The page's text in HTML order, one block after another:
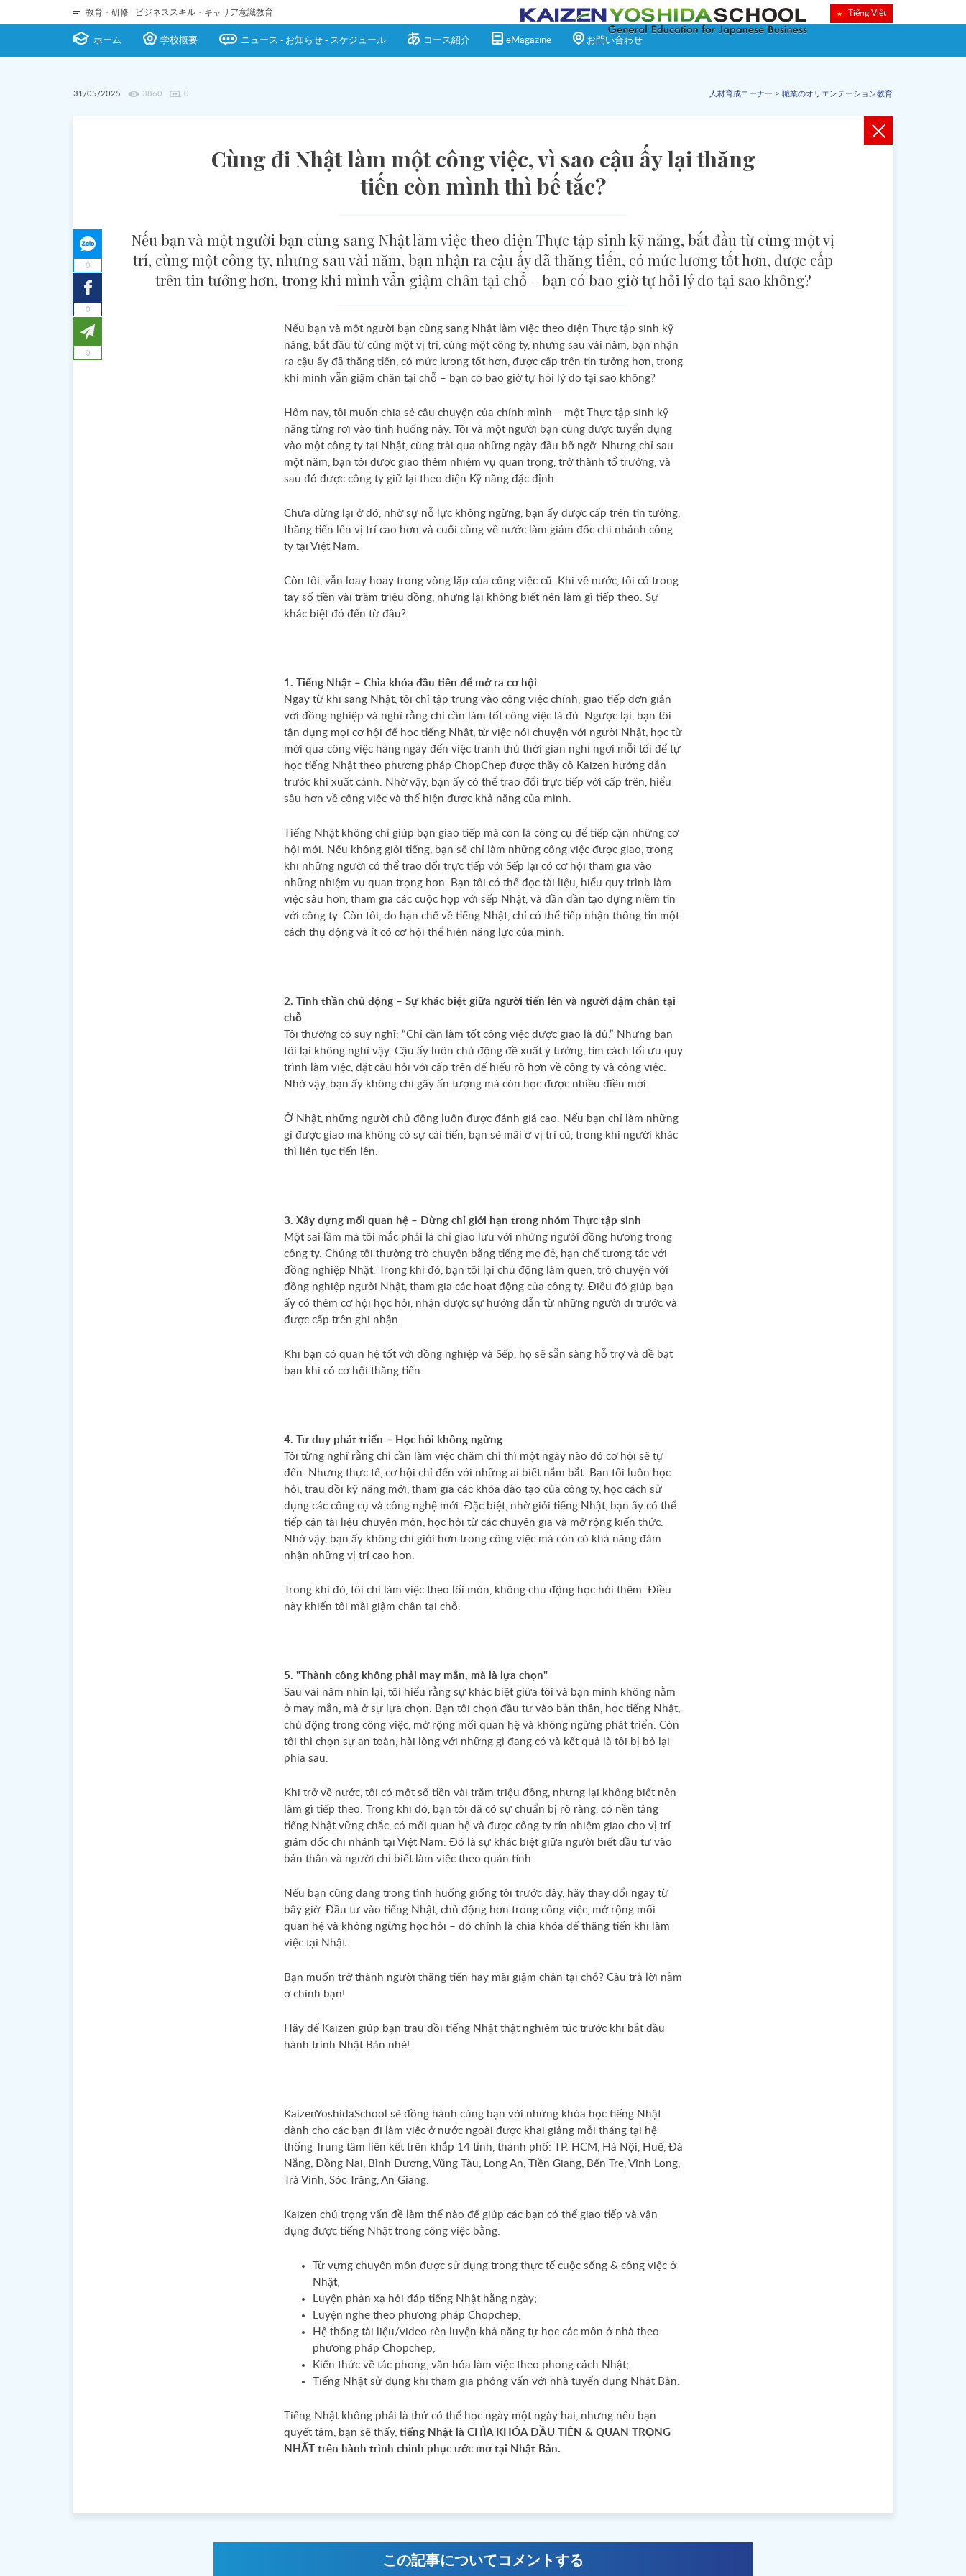
教育・研修 | ビジネススキル・キャリア意識教育 Tiếng Việt
ホーム 学校概要 ニュース - お知らせ - スケジュール コース紹介 eMagazine お問い合わせ
こんにちは。 Konnichiwa
31/05/2025 3860 0 人材育成コーナー > 職業のオリエンテーション教育
Cùng đi Nhật làm một công việc, vì sao cậu ấy lại thăng
tiến còn mình thì bế tắc?
Nếu bạn và một người bạn cùng sang Nhật làm việc theo diện Thực tập sinh kỹ năng, bắt đầu từ cùng một vị
trí, cùng một công ty, nhưng sau vài năm, bạn nhận ra cậu ấy đã thăng tiến, có mức lương tốt hơn, được cấp
trên tin tưởng hơn, trong khi mình vẫn giậm chân tại chỗ – bạn có bao giờ tự hỏi lý do tại sao không?
Nếu bạn và một người bạn cùng sang Nhật làm việc theo diện Thực tập sinh kỹ
năng, bắt đầu từ cùng một vị trí, cùng một công ty, nhưng sau vài năm, bạn nhận
ra cậu ấy đã thăng tiến, có mức lương tốt hơn, được cấp trên tin tưởng hơn, trong
khi mình vẫn giậm chân tại chỗ – bạn có bao giờ tự hỏi lý do tại sao không?
Hôm nay, tôi muốn chia sẻ câu chuyện của chính mình – một Thực tập sinh kỹ
năng từng rơi vào tình huống này. Tôi và một người bạn cùng được tuyển dụng
vào một công ty tại Nhật, cùng trải qua những ngày đầu bỡ ngỡ. Nhưng chỉ sau
một năm, bạn tôi được giao thêm nhiệm vụ quan trọng, trở thành tổ trưởng, và
sau đó được công ty giữ lại theo diện Kỹ năng đặc định.
Chưa dừng lại ở đó, nhờ sự nỗ lực không ngừng, bạn ấy được cấp trên tin tưởng,
thăng tiến lên vị trí cao hơn và cuối cùng về nước làm giám đốc chi nhánh công
ty tại Việt Nam.
Còn tôi, vẫn loay hoay trong vòng lặp của công việc cũ. Khi về nước, tôi có trong
tay số tiền vài trăm triệu đồng, nhưng lại không biết nên làm gì tiếp theo. Sự
khác biệt đó đến từ đâu?
1. Tiếng Nhật – Chìa khóa đầu tiên để mở ra cơ hội
Ngay từ khi sang Nhật, tôi chỉ tập trung vào công việc chính, giao tiếp đơn giản
với đồng nghiệp và nghĩ rằng chỉ cần làm tốt công việc là đủ. Ngược lại, bạn tôi
tận dụng mọi cơ hội để học tiếng Nhật, từ việc nói chuyện với người Nhật, học từ
mới qua công việc hàng ngày đến việc tranh thủ thời gian nghỉ ngơi mỗi tối để tự
học tiếng Nhật theo phương pháp ChopChep được thầy cô Kaizen hướng dẫn
trước khi xuất cảnh. Nhờ vậy, bạn ấy có thể trao đổi trực tiếp với cấp trên, hiểu
sâu hơn về công việc và thể hiện được khả năng của mình.
Tiếng Nhật không chỉ giúp bạn giao tiếp mà còn là công cụ để tiếp cận những cơ
hội mới. Nếu không giỏi tiếng, bạn sẽ chỉ làm những công việc được giao, trong
khi những người có thể trao đổi trực tiếp với Sếp lại có cơ hội tham gia vào
những nhiệm vụ quan trọng hơn. Bạn tôi có thể đọc tài liệu, hiểu quy trình làm
việc sâu hơn, tham gia các cuộc họp với sếp Nhật, và dần dần tạo dựng niềm tin
với công ty. Còn tôi, do hạn chế về tiếng Nhật, chỉ có thể tiếp nhận thông tin một
cách thụ động và ít có cơ hội thể hiện năng lực của mình.
2. Tinh thần chủ động – Sự khác biệt giữa người tiến lên và người dậm chân tại
chỗ
Tôi thường có suy nghĩ: “Chỉ cần làm tốt công việc được giao là đủ.” Nhưng bạn
tôi lại không nghĩ vậy. Cậu ấy luôn chủ động đề xuất ý tưởng, tìm cách tối ưu quy
trình làm việc, đặt câu hỏi với cấp trên để hiểu rõ hơn về công ty và công việc.
Nhờ vậy, bạn ấy không chỉ gây ấn tượng mà còn học được nhiều điều mới.
Ở Nhật, những người chủ động luôn được đánh giá cao. Nếu bạn chỉ làm những
gì được giao mà không có sự cải tiến, bạn sẽ mãi ở vị trí cũ, trong khi người khác
thì liên tục tiến lên.
3. Xây dựng mối quan hệ – Đừng chỉ giới hạn trong nhóm Thực tập sinh
Một sai lầm mà tôi mắc phải là chỉ giao lưu với những người đồng hương trong
công ty. Chúng tôi thường trò chuyện bằng tiếng mẹ đẻ, hạn chế tương tác với
đồng nghiệp Nhật. Trong khi đó, bạn tôi lại chủ động làm quen, trò chuyện với
đồng nghiệp người Nhật, tham gia các hoạt động của công ty. Điều đó giúp bạn
ấy có thêm cơ hội học hỏi, nhận được sự hướng dẫn từ những người đi trước và
được cấp trên ghi nhận.
Khi bạn có quan hệ tốt với đồng nghiệp và Sếp, họ sẽ sẵn sàng hỗ trợ và đề bạt
bạn khi có cơ hội thăng tiến.
4. Tư duy phát triển – Học hỏi không ngừng
Tôi từng nghĩ rằng chỉ cần làm việc chăm chỉ thì một ngày nào đó cơ hội sẽ tự
đến. Nhưng thực tế, cơ hội chỉ đến với những ai biết nắm bắt. Bạn tôi luôn học
hỏi, trau dồi kỹ năng mới, tham gia các khóa đào tạo của công ty, học cách sử
dụng các công cụ và công nghệ mới. Đặc biệt, nhờ giỏi tiếng Nhật, bạn ấy có thể
tiếp cận tài liệu chuyên môn, học hỏi từ các chuyên gia và mở rộng kiến thức.
Nhờ vậy, bạn ấy không chỉ giỏi hơn trong công việc mà còn có khả năng đảm
nhận những vị trí cao hơn.
Trong khi đó, tôi chỉ làm việc theo lối mòn, không chủ động học hỏi thêm. Điều
này khiến tôi mãi giậm chân tại chỗ.
5. "Thành công không phải may mắn, mà là lựa chọn"
Sau vài năm nhìn lại, tôi hiểu rằng sự khác biệt giữa tôi và bạn mình không nằm
ở may mắn, mà ở sự lựa chọn. Bạn tôi chọn đầu tư vào bản thân, học tiếng Nhật,
chủ động trong công việc, mở rộng mối quan hệ và không ngừng phát triển. Còn
tôi thì chọn sự an toàn, hài lòng với những gì đang có và kết quả là tôi bị bỏ lại
phía sau.
Khi trở về nước, tôi có một số tiền vài trăm triệu đồng, nhưng lại không biết nên
làm gì tiếp theo. Trong khi đó, bạn tôi đã có sự chuẩn bị rõ ràng, có nền tảng
tiếng Nhật vững chắc, có mối quan hệ và được công ty tín nhiệm giao cho vị trí
giám đốc chi nhánh tại Việt Nam. Đó là sự khác biệt giữa người biết đầu tư vào
bản thân và người chỉ biết làm việc theo quán tính.
Nếu bạn cũng đang trong tình huống giống tôi trước đây, hãy thay đổi ngay từ
bây giờ. Đầu tư vào tiếng Nhật, chủ động hơn trong công việc, mở rộng mối
quan hệ và không ngừng học hỏi – đó chính là chìa khóa để thăng tiến khi làm
việc tại Nhật.
Bạn muốn trở thành người thăng tiến hay mãi giậm chân tại chỗ? Câu trả lời nằm
ở chính bạn!
Hãy để Kaizen giúp bạn trau dồi tiếng Nhật thật nghiêm túc trước khi bắt đầu
hành trình Nhật Bản nhé!
KaizenYoshidaSchool sẽ đồng hành cùng bạn với những khóa học tiếng Nhật
dành cho các bạn đi làm việc ở nước ngoài được khai giảng mỗi tháng tại hệ
thống Trung tâm liên kết trên khắp 14 tỉnh, thành phố: TP. HCM, Hà Nội, Huế, Đà
Nẵng, Đồng Nai, Bình Dương, Vũng Tàu, Long An, Tiền Giang, Bến Tre, Vĩnh Long,
Trà Vinh, Sóc Trăng, An Giang.
Kaizen chú trọng vấn đề làm thế nào để giúp các bạn có thể giao tiếp và vận
dụng được tiếng Nhật trong công việc bằng:
Từ vựng chuyên môn được sử dụng trong thực tế cuộc sống & công việc ở
Nhật;
Luyện phản xạ hỏi đáp tiếng Nhật hằng ngày;
Luyện nghe theo phương pháp Chopchep;
Hệ thống tài liệu/video rèn luyện khả năng tự học các môn ở nhà theo
phương pháp Chopchep;
Kiến thức về tác phong, văn hóa làm việc theo phong cách Nhật;
Tiếng Nhật sử dụng khi tham gia phỏng vấn với nhà tuyển dụng Nhật Bản.
Tiếng Nhật không phải là thứ có thể học ngày một ngày hai, nhưng nếu bạn
quyết tâm, bạn sẽ thấy, tiếng Nhật là CHÌA KHÓA ĐẦU TIÊN & QUAN TRỌNG
NHẤT trên hành trình chinh phục ước mơ tại Nhật Bản.
0
0
0
この記事についてコメントする